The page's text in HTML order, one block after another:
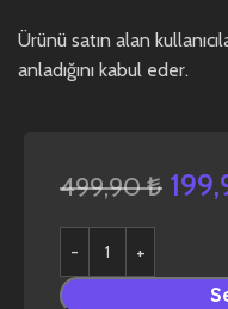
Ürünü satın alan
anladığını kabul eder.
499,90₺